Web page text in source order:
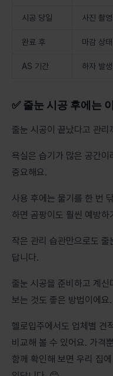
시공 당일 사진 촬
완료 후 마감 상태
AS 기간 하자 발
✅ 줄눈 시공 후에는
줄눈 시공이 끝났다고 관
욕실은 습기가 많은 공간
중요해요.
사용 후에는 물기를 한 번
하면 곰팡이도 훨씬 예방하
작은 관리 습관만으로도
답니다.
줄눈 시공을 준비하고 계
보는 것도 좋은 방법이에요.
헬로입주에서도 업체별 견
비교해 볼 수 있어요. 가격
함께 확인해 보면 우리 집